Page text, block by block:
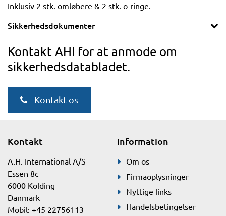
Inklusiv 2 stk. omløbere & 2 stk. o-ringe.
Sikkerhedsdokumenter
Kontakt AHI for at anmode om
sikkerhedsdatabladet.
Kontakt os
Kontakt
A.H. International A/S
Essen 8c
6000 Kolding
Danmark
Mobil: +45 22756113
Information
Om os
Firmaoplysninger
Nyttige links
Handelsbetingelser